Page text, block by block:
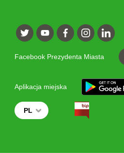
Facebook Prezydenta Miasta
Aplikacja miejska
PL